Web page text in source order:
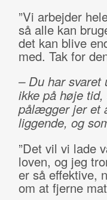
”Vi arbejder
så alle kan
det kan blive
med. Tak for
– Du har svaret
ikke på høje
pålægger jer et
liggende, og
”Det vil vi lade
loven, og jeg
er så effektive,
om at fjerne